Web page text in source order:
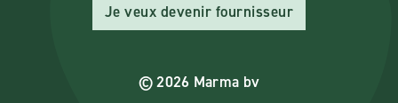
Je veux devenir fournisseur
© 2026 Marma bv